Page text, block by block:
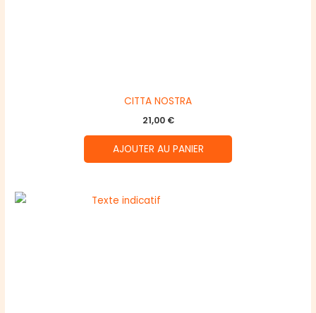
CITTA NOSTRA
21,00 €
AJOUTER AU PANIER